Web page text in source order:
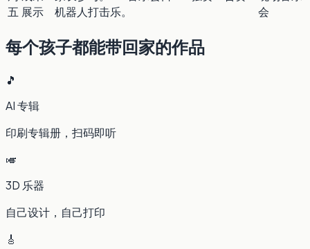
五 展示
机器人打击乐。
会
每个孩子都能带回家的作品
🎵
AI 专辑
印刷专辑册，扫码即听
🎺
3D 乐器
自己设计，自己打印
🎸